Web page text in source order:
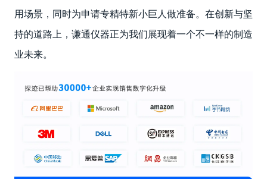
用场景，同时为申请专精特新小巨人做准备。在创新与坚
持的道路上，谦通仪器正为我们展现着一个不一样的制造
业未来。